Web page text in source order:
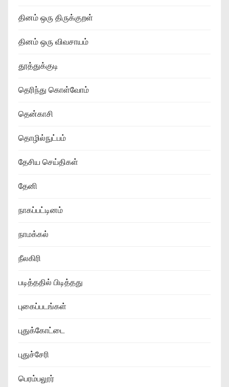
தினம் ஒரு திருக்குறள்
தினம் ஒரு விவசாயம்
தூத்துக்குடி
தெரிந்து கொள்வோம்
தென்காசி
தொழில்நுட்பம்
தேசிய செய்திகள்
தேனி
நாகப்பட்டினம்
நாமக்கல்
நீலகிரி
படித்ததில் பிடித்தது
புகைப்படங்கள்
புதுக்கோட்டை
புதுச்சேரி
பெரம்பலூர்